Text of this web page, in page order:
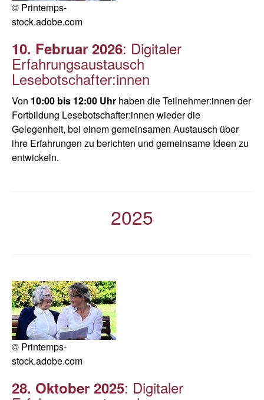
© Printemps-
stock.adobe.com
10. Februar 2026: Digitaler
Erfahrungsaustausch
Lesebotschafter:innen
Von 10:00 bis 12:00 Uhr haben die Teilnehmer:innen der
Fortbildung Lesebotschafter:innen wieder die
Gelegenheit, bei einem gemeinsamen Austausch über
ihre Erfahrungen zu berichten und gemeinsame Ideen zu
entwickeln.
2025
© Printemps-
stock.adobe.com
28. Oktober 2025: Digitaler